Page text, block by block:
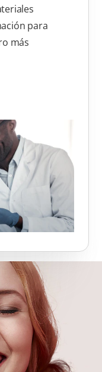
para
más